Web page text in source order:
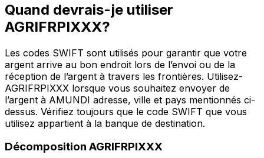
Quand devrais-je utiliser
AGRIFRPIXXX?
Les codes SWIFT sont utilisés pour garantir que votre
argent arrive au bon endroit lors de l’envoi ou de la
réception de l’argent à travers les frontières. Utilisez-
AGRIFRPIXXX lorsque vous souhaitez envoyer de
l’argent à AMUNDI adresse, ville et pays mentionnés ci-
dessus. Vérifiez toujours que le code SWIFT que vous
utilisez appartient à la banque de destination.
Décomposition AGRIFRPIXXX